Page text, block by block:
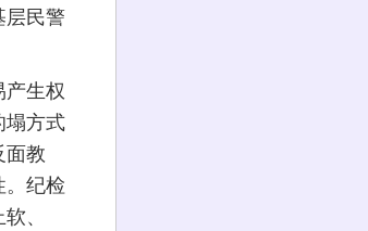
层民警
生权
塌方式
面教
纪检
、